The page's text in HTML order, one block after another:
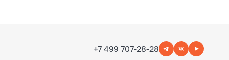
+7 499 707-28-28